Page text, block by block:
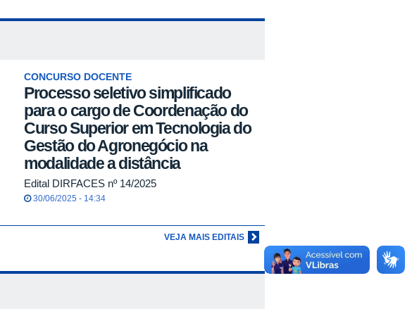
CONCURSO DOCENTE
Processo seletivo simplificado
para o cargo de Coordenação do
Curso Superior em Tecnologia do
Gestão do Agronegócio na
modalidade a distância
Edital DIRFACES nº 14/2025
30/06/2025 - 14:34
VEJA MAIS EDITAIS